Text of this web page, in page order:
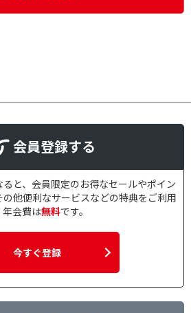
会員登録する
と、会員限定のお得なセールやポイン
の他便利なサービスなどの特典をご利用
年会費は無料です。
今すぐ登録